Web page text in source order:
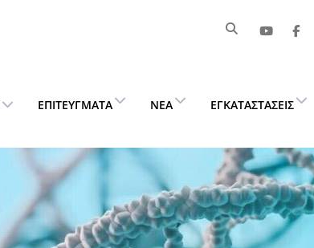
ΕΠΙΤΕΎΓΜΑΤΑ ΝΈΑ ΕΓΚΑΤΑΣΤΆΣΕΙΣ